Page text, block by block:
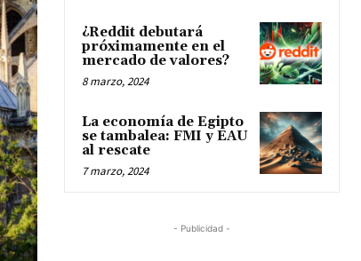
¿Reddit debutará
próximamente en el
mercado de valores?
8 marzo, 2024
La economía de Egipto
se tambalea: FMI y EAU
al rescate
7 marzo, 2024
- Publicidad -